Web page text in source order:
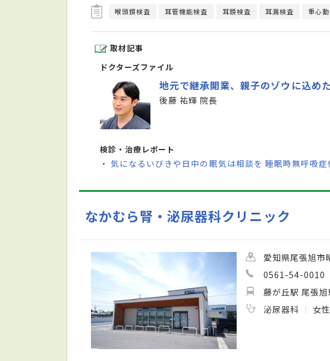
喉頭鏡検査 耳管機能検査 耳鏡検査 耳漏検査 重心
取材記事
ドクターズファイル
地元で継承開業、親子のゾウに込め
後藤 祐輝 院長
検診・治療レポート
・気になるいびきや日中の眠気は相談を 睡眠時無呼吸症
なかむら腎・泌尿器科クリニック
愛知県尾張旭
0561-54-0010
藤が丘駅 尾張旭
泌尿器科
女